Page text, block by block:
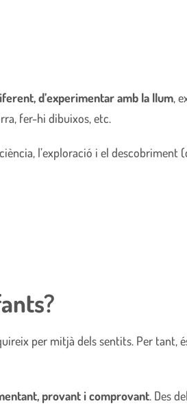
d’experimentar amb la llum,
fer-hi dibuixos, etc.
l’exploració i el
per mitjà dels sentits. Per tant,
provant i comprovant. Des